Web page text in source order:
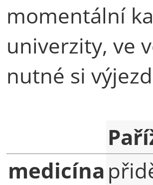
momentální
univerzity, ve
nutné si
medicína